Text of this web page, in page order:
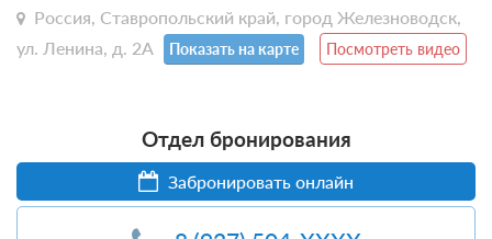
Россия, Ставропольский край, город Железноводск,
ул. Ленина, д. 2А
Показать на карте Посмотреть видео
Отдел бронирования
Забронировать онлайн